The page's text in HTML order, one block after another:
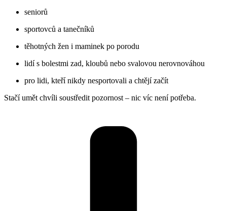
seniorů
sportovců a tanečníků
těhotných žen i maminek po porodu
lidí s bolestmi zad, kloubů nebo svalovou nerovnováhou
pro lidi, kteří nikdy nesportovali a chtějí začít
Stačí umět chvíli soustředit pozornost – nic víc není potřeba.